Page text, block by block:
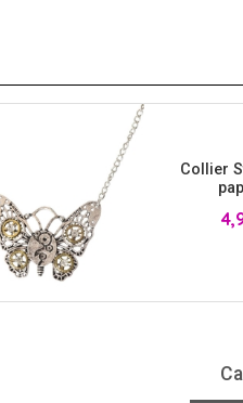
SIRÈNE
Collier
Prix